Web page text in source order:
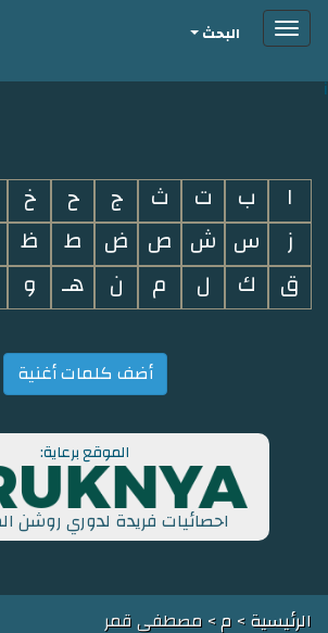
i
Toggleالبحث
ا ب ت ث ج ح خ
ز
س ش ص ض ط ظ
ق
ك ل م ن هـ و
أضف كلمات أغنية
الموقع برعاية:
احصائيات فريدة لدوري روشن
الرئيسية> م> مصطفى قمر